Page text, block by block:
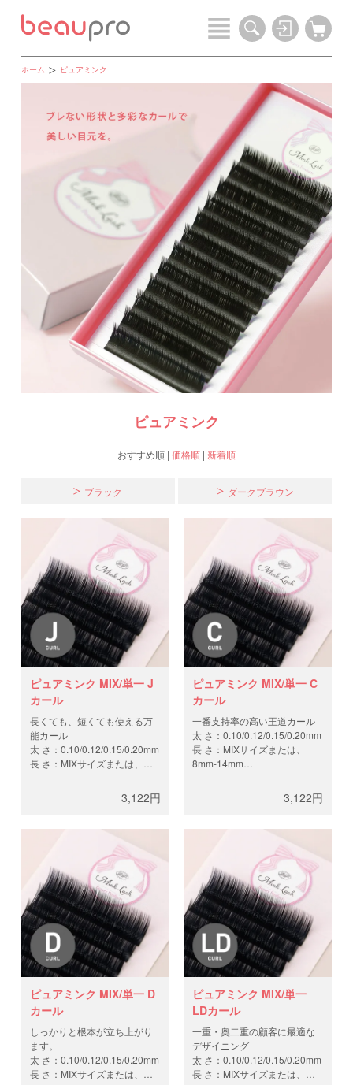
ホーム ピュアミンク
ピュアミンク
おすすめ順| 価格順| 新着順
ブラック ダークブラウン
ピュアミンク MIX/単一 J
カール
長くても、短くても使える万
能カール
太 さ：0.10/0.12/0.15/0.20mm
長 さ：MIXサイズまたは、
本 数：12列（約4,4003,122円
ピュアミンク MIX/単一 C
カール
一番支持率の高い王道カール
太 さ：0.10/0.12/0.15/0.20mm
長 さ：MIXサイズまたは、
8mm-14mm
3,122円
ピュアミンク MIX/単一 D
カール
しっかりと根本が立ち上がり
ます。
太 さ：0.10/0.12/0.15/0.20mm
長 さ：MIXサイズまたは、
ピュアミンク MIX/単一
LDカール
一重・奥二重の顧客に最適な
デザイニング
太 さ：0.10/0.12/0.15/0.20mm
長 さ：MIXサイズまたは、